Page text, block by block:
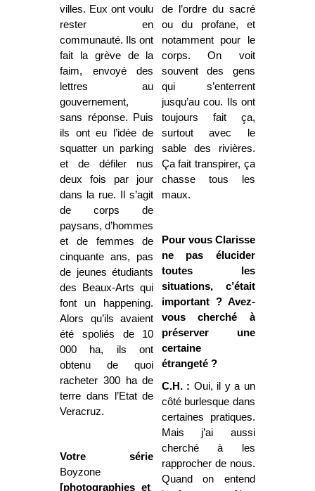
villes. Eux ont voulu
rester en
communauté. Ils ont
fait la grève de la
faim, envoyé des
lettres au
gouvernement,
sans réponse. Puis
ils ont eu l’idée de
squatter un parking
et de défiler nus
deux fois par jour
dans la rue. Il s’agit
de corps de
paysans, d’hommes
et de femmes de
cinquante ans, pas
de jeunes étudiants
des Beaux-Arts qui
font un happening.
Alors qu’ils avaient
été spoliés de 10
000 ha, ils ont
obtenu de quoi
racheter 300 ha de
terre dans l’Etat de
Veracruz.
Votre série
Boyzone
[photographies et
de l’ordre du sacré
ou du profane, et
notamment pour le
corps. On voit
souvent des gens
qui s’enterrent
jusqu’au cou. Ils ont
toujours fait ça,
surtout avec le
sable des rivières.
Ça fait transpirer, ça
chasse tous les
maux.
Pour vous Clarisse
ne pas élucider
toutes les
situations, c’était
important ? Avez-
vous cherché à
préserver une
certaine
étrangeté ?
C.H. : Oui, il y a un
côté burlesque dans
certaines pratiques.
Mais j’ai aussi
cherché à les
rapprocher de nous.
Quand on entend